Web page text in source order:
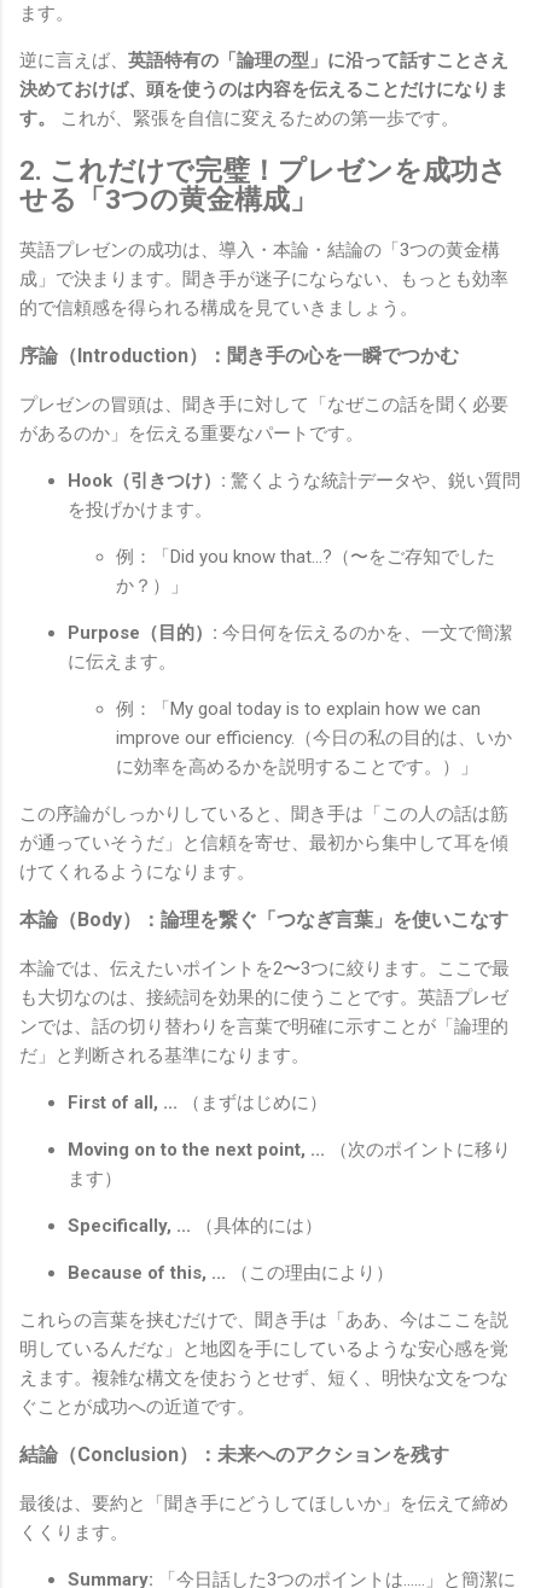
ます。
逆に言えば、 英語特有の「論理の型」に沿って話すことさえ
決めておけば、頭を使うのは内容を伝えることだけになりま
す。
これが、緊張を自信に変えるための第一歩です。
2. これだけで完璧！プレゼンを成功さ
せる「3つの黄金構成」
英語プレゼンの成功は、導入・本論・結論の「3つの黄金構
成」で決まります。聞き手が迷子にならない、もっとも効率
的で信頼感を得られる構成を見ていきましょう。
序論（Introduction）：聞き手の心を一瞬でつかむ
プレゼンの冒頭は、聞き手に対して「なぜこの話を聞く必要
があるのか」を伝える重要なパートです。
Hook（引きつけ）: 驚くような統計データや、鋭い質問
を投げかけます。
例：「Did you know that...?（〜をご存知でした
か？）」
Purpose（目的）: 今日何を伝えるのかを、一文で簡潔
に伝えます。
例：「My goal today is to explain how we can
improve our efficiency.（今日の私の目的は、いか
に効率を高めるかを説明することです。）」
この序論がしっかりしていると、聞き手は「この人の話は筋
が通っていそうだ」と信頼を寄せ、最初から集中して耳を傾
けてくれるようになります。
本論（Body）：論理を繋ぐ「つなぎ言葉」を使いこなす
本論では、伝えたいポイントを2〜3つに絞ります。ここで最
も大切なのは、接続詞を効果的に使うことです。英語プレゼ
ンでは、話の切り替わりを言葉で明確に示すことが「論理的
だ」と判断される基準になります。
First of all, ... （まずはじめに）
Moving on to the next point, ... （次のポイントに移り
ます）
Specifically, ... （具体的には）
Because of this, ... （この理由により）
これらの言葉を挟むだけで、聞き手は「ああ、今はここを説
明しているんだな」と地図を手にしているような安心感を覚
えます。複雑な構文を使おうとせず、短く、明快な文をつな
ぐことが成功への近道です。
結論（Conclusion）：未来へのアクションを残す
最後は、要約と「聞き手にどうしてほしいか」を伝えて締め
くくります。
Summary: 「今日話した3つのポイントは……」と簡潔に